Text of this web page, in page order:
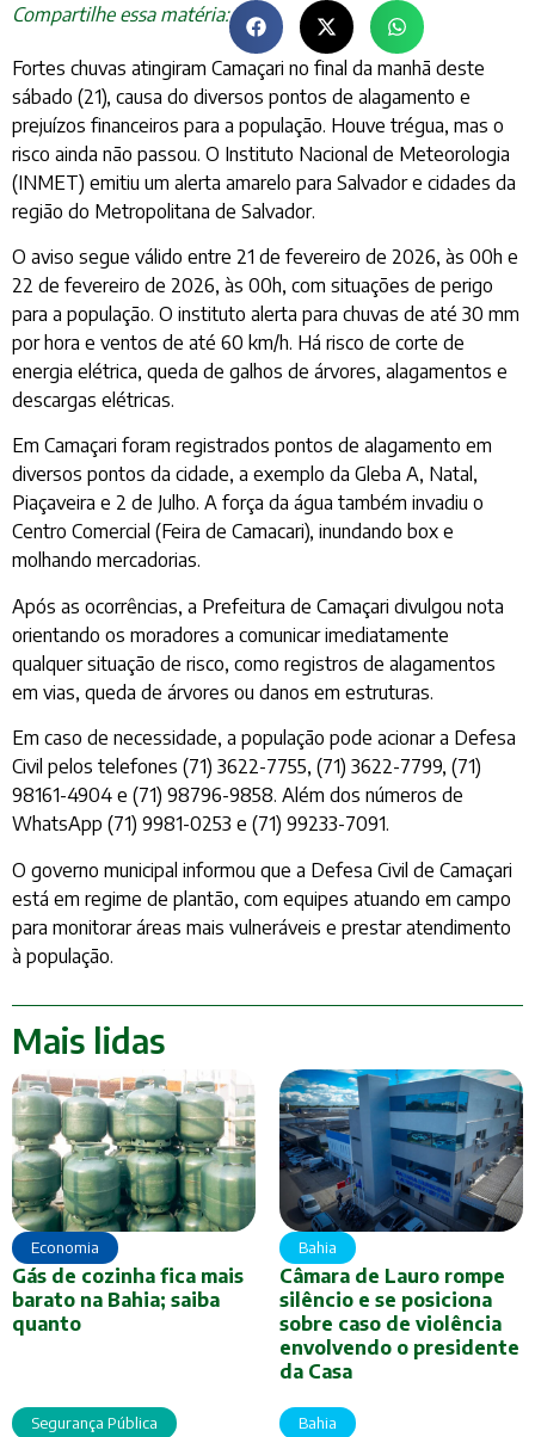
Compartilhe essa matéria:
Fortes chuvas atingiram Camaçari no final da manhã deste
sábado (21), causa do diversos pontos de alagamento e
prejuízos financeiros para a população. Houve trégua, mas o
risco ainda não passou. O Instituto Nacional de Meteorologia
(INMET) emitiu um alerta amarelo para Salvador e cidades da
região do Metropolitana de Salvador.
O aviso segue válido entre 21 de fevereiro de 2026, às 00h e
22 de fevereiro de 2026, às 00h, com situações de perigo
para a população. O instituto alerta para chuvas de até 30 mm
por hora e ventos de até 60 km/h. Há risco de corte de
energia elétrica, queda de galhos de árvores, alagamentos e
descargas elétricas.
Em Camaçari foram registrados pontos de alagamento em
diversos pontos da cidade, a exemplo da Gleba A, Natal,
Piaçaveira e 2 de Julho. A força da água também invadiu o
Centro Comercial (Feira de Camacari), inundando box e
molhando mercadorias.
Após as ocorrências, a Prefeitura de Camaçari divulgou nota
orientando os moradores a comunicar imediatamente
qualquer situação de risco, como registros de alagamentos
em vias, queda de árvores ou danos em estruturas.
Em caso de necessidade, a população pode acionar a Defesa
Civil pelos telefones (71) 3622-7755, (71) 3622-7799, (71)
98161-4904 e (71) 98796-9858. Além dos números de
WhatsApp (71) 9981-0253 e (71) 99233-7091.
O governo municipal informou que a Defesa Civil de Camaçari
está em regime de plantão, com equipes atuando em campo
para monitorar áreas mais vulneráveis e prestar atendimento
à população.
Mais lidas
Economia
Gás de cozinha fica mais
barato na Bahia; saiba
quanto
Bahia
Câmara de Lauro rompe
silêncio e se posiciona
sobre caso de violência
envolvendo o presidente
da Casa
Segurança Pública Bahia